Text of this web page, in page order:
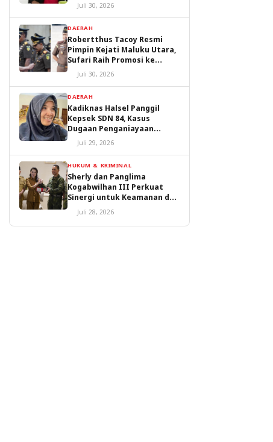
Juli 30, 2026
DAERAH
Robertthus Tacoy Resmi
Pimpin Kejati Maluku Utara,
Sufari Raih Promosi ke
Kejaksaan Agung
Juli 30, 2026
DAERAH
Kadiknas Halsel Panggil
Kepsek SDN 84, Kasus
Dugaan Penganiayaan
Diproses
Juli 29, 2026
HUKUM & KRIMINAL
Sherly dan Panglima
Kogabwilhan III Perkuat
Sinergi untuk Keamanan dan
Pembangunan Malut
Juli 28, 2026